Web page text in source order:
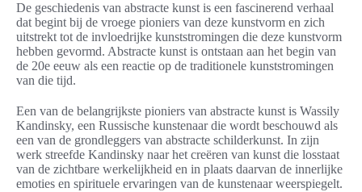
De geschiedenis van abstracte kunst is een fascinerend verhaal
dat begint bij de vroege pioniers van deze kunstvorm en zich
uitstrekt tot de invloedrijke kunststromingen die deze kunstvorm
hebben gevormd. Abstracte kunst is ontstaan aan het begin van
de 20e eeuw als een reactie op de traditionele kunststromingen
van die tijd.
Een van de belangrijkste pioniers van abstracte kunst is Wassily
Kandinsky, een Russische kunstenaar die wordt beschouwd als
een van de grondleggers van abstracte schilderkunst. In zijn
werk streefde Kandinsky naar het creëren van kunst die losstaat
van de zichtbare werkelijkheid en in plaats daarvan de innerlijke
emoties en spirituele ervaringen van de kunstenaar weerspiegelt.